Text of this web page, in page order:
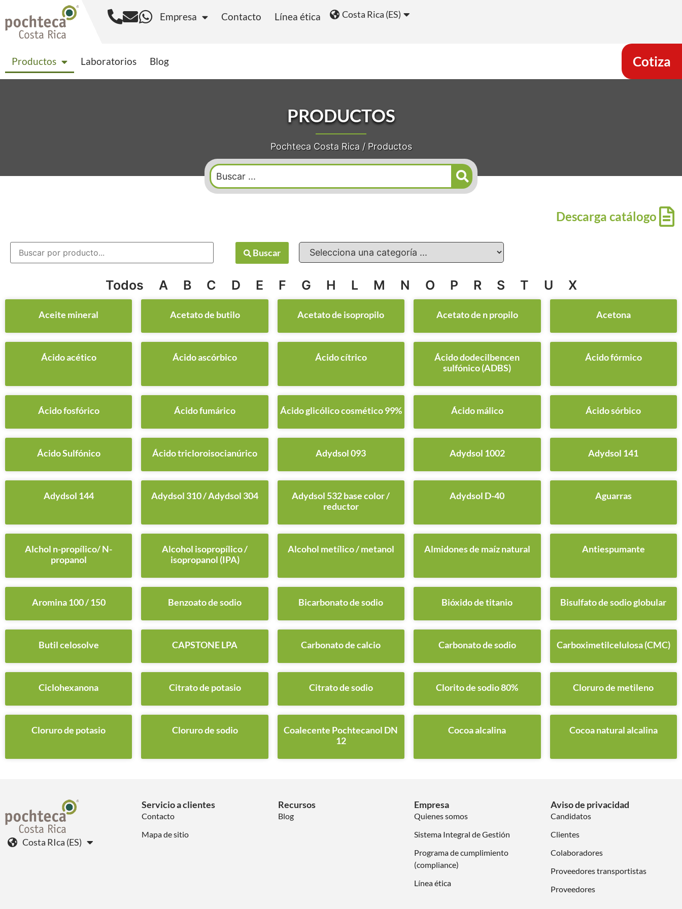
Cotiza
Empresa Contacto Línea ética Costa Rica (ES)
Productos Laboratorios Blog
PRODUCTOS
Pochteca Costa Rica/ Productos
Descarga catálogo
Buscar
Todos A B C D E F G H L M N O P R S T U X
Aceite mineral Acetato de butilo Acetato de isopropilo Acetato de n propilo Acetona
Ácido acético Ácido ascórbico Ácido cítrico
Ácido dodecilbencen
sulfónico (ADBS)
Ácido fórmico
Ácido fosfórico Ácido fumárico Ácido glicólico cosmético 99% Ácido málico Ácido sórbico
Ácido Sulfónico Ácido tricloroisocianúrico Adydsol 093 Adydsol 1002 Adydsol 141
Adydsol 144 Adydsol 310 / Adydsol 304
Adydsol 532 base color /
reductor
Adydsol D-40 Aguarras
Alchol n-propílico/ N-
propanol
Alcohol isopropílico /
isopropanol (IPA)
Alcohol metílico / metanol Almidones de maíz natural Antiespumante
Aromina 100 / 150 Benzoato de sodio Bicarbonato de sodio Bióxido de titanio Bisulfato de sodio globular
Butil celosolve CAPSTONE LPA Carbonato de calcio Carbonato de sodio Carboximetilcelulosa (CMC)
Ciclohexanona Citrato de potasio Citrato de sodio Clorito de sodio 80% Cloruro de metileno
Cloruro de potasio Cloruro de sodio
Coalecente Pochtecanol DN
12
Cocoa alcalina Cocoa natural alcalina
Costa RIca (ES)
Servicio a clientes
Contacto
Mapa de sitio
Recursos
Blog
Empresa
Quienes somos
Sistema Integral de Gestión
Programa de cumplimiento
(compliance)
Línea ética
Aviso de privacidad
Candidatos
Clientes
Colaboradores
Proveedores transportistas
Proveedores